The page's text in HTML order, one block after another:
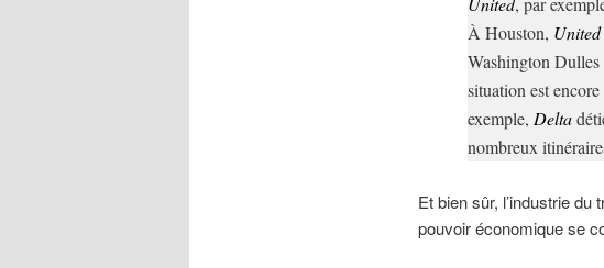
À Houston, United
Washington
situation est
exemple, Delta
nombreux
Et bien sûr, l’industrie
pouvoir économique se